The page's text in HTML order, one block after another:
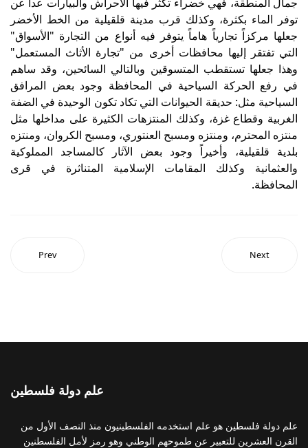
توفر الماء بكثرة، وكذلك قرب مدينة قلقيلية من الخط الأخضر
جعلها مركزاً تجارياً هاماً يتوفر فيه أنواع من التجارة "الأسواق"
التي تفتقر إليها محافظات أخرى من "تجارة الأثاث المستعمل"
وهذا جعلها تستقطب المتسوقين وبالتالي السائحين، وقد ساهم
في رفع الحركة السياحية في المحافظة وجود بعض المرافق
السياحية مثل: حديقة الحيوانات التي تكاد تكون الوحيدة في الضفة
الغربية وقطاع غزة، وكذلك المنتزهات الكثيرة على مداخلها مثل
منتزه المحترم، ومنتزه ومسبح العنتوري، ومسبح الكروان، ومنتزه
بلدية قلقيلية، وأخيراً وجود بعض الآثار كالمساجد المملوكية
والعثمانية وكذلك المقامات الإسلامية المتناثرة في قرى
المحافظة.
Prev Next
علم دولة فلسطين
علم دولة فلسطين هو علم استخدمه الفلسطينيون منذ النصف الأول من
القرن العشرين للتعبير عن طموحهم الوطني وهو رمز لأمل الفلسطنين